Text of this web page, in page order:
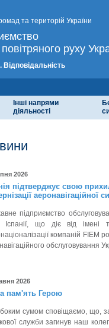
та територій України
руху
Інші напрями
діяльності
2026
підтверджує свою
аеронавігаційної
підприємство
Іспанії, що діє від імені
компаній FIEM
обслуговування
2026
пам'ять Герою
сумом сповіщаємо, що,
служби загинув наш